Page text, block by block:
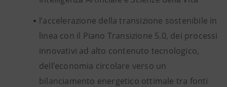
l’accelerazione della transizione sostenibile in
linea con il Piano Transizione 5.0, dei processi
innovativi ad alto contenuto tecnologico,
dell’economia circolare verso un
bilanciamento energetico ottimale tra fonti